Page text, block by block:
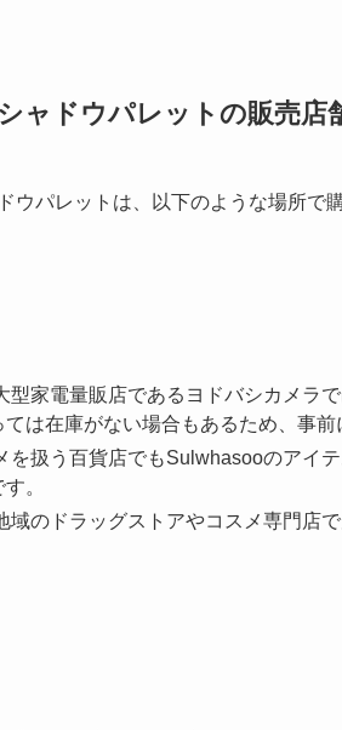
ャドウパレットの販売店
ウパレットは、以下のような場所で
型家電量販店であるヨドバシカメラ
は在庫がない場合もあるため、事前
を扱う百貨店でもSulwhasooのアイ
。
域のドラッグストアやコスメ専門店